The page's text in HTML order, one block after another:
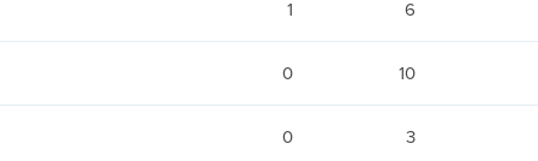
1 6
0 10
0 3